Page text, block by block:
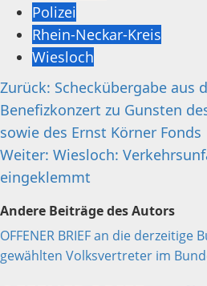
Polizei
Rhein-Neckar-Kreis
Wiesloch
Zurück: Scheckübergabe aus
Benefizkonzert zu Gunsten
sowie des Ernst Körner Fonds
Weiter: Wiesloch:
eingeklemmt
Andere Beiträge des Autors
OFFENER BRIEF an die
gewählten Volksvertreter im